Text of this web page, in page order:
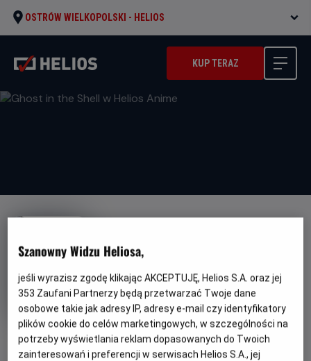
OSTRÓW WIELKOPOLSKI - HELIOS
KUP TERAZ
OBSERWUJ
Ghost in the Shell w Helios
Anime
Oryginalny
tytuł
Kōkaku Kidōtai Gatunek
Anime
Minimalny
wiek
Od 15 lat
Czas
trwania
93 min
Szanowny Widzu Heliosa,
jeśli wyrazisz zgodę klikając AKCEPTUJĘ, Helios S.A. oraz jej
353 Zaufani Partnerzy będą przetwarzać Twoje dane
osobowe takie jak adresy IP, adresy e-mail czy identyfikatory
plików cookie do celów marketingowych, w szczególności na
potrzeby wyświetlania reklam dopasowanych do Twoich
zainteresowań i preferencji w serwisach Helios S.A., jej